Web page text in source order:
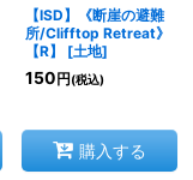
【ISD】《断崖の避難
所/Clifftop Retreat》
【R】
[土地]
150 円 (税込)
購入する